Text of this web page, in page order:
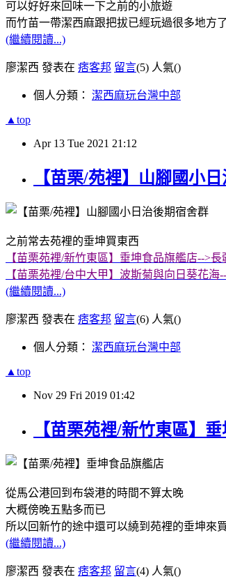
可以好好來回味一下之前的小旅遊
而竹苗一帶潔西麻跟把拔已經玩過很多地方了
(繼續閱讀...)
廖潔西 發表在 痞客邦 留言(5) 人氣()
個人分類： 潔西麻玩台灣中部
▲top
Apr 13 Tue 2021 21:12
【苗栗/苑裡】山腳國小
之前常去苑裡的垂坤買東西
【苗栗苑裡/新竹東區】垂坤食品旗艦店-->
【苗栗苑裡/台中大甲】波斯菊與向日葵花
(繼續閱讀...)
廖潔西 發表在 痞客邦 留言(6) 人氣()
個人分類： 潔西麻玩台灣中部
▲top
Nov 29 Fri 2019 01:42
【苗栗苑裡/新竹東區】
從馬公港回到布袋港的時間不算太晚
大概傍晚五點多而已
所以回新竹的途中還可以繞到苑裡的垂坤來
(繼續閱讀...)
廖潔西 發表在 痞客邦 留言(4) 人氣()